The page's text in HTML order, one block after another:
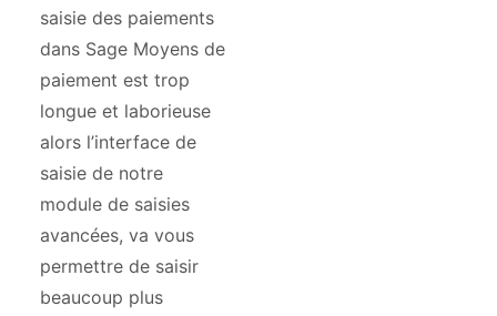
saisie des paiements
dans Sage Moyens de
paiement est trop
longue et laborieuse
alors l’interface de
saisie de notre
module de saisies
avancées, va vous
permettre de saisir
beaucoup plus